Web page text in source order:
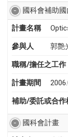
國科會補助
計畫名稱
參與人 郭艶
職稱/擔任之工作
計畫期間
補助/委託或合作
國科會計畫